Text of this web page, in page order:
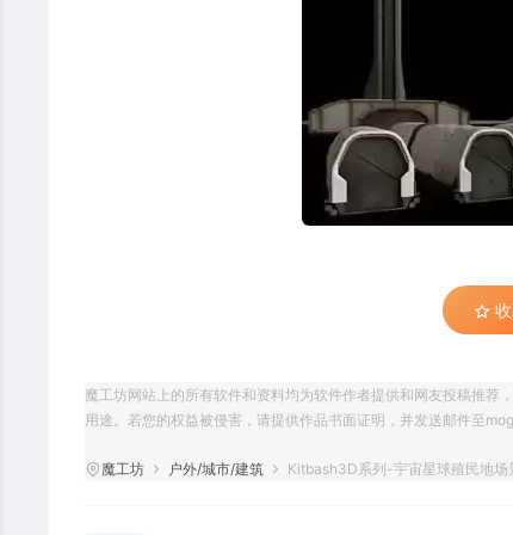
收
魔工坊网站上的所有软件和资料均为软件作者提供和网友投稿推
用途。若您的权益被侵害，请提供作品书面证明，并发送邮件至
魔工坊 户外/城市/建筑 Kitbash3D系列-宇宙星球殖民地